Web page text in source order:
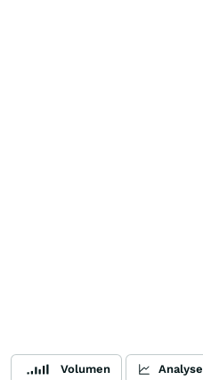
Volumen Analyse